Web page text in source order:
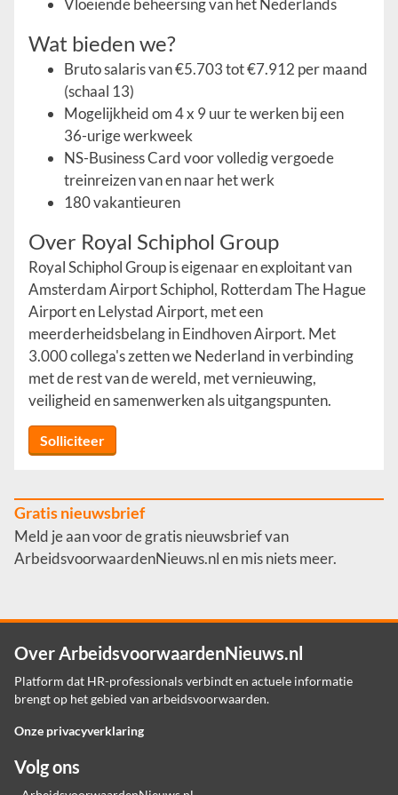
Vloeiende beheersing van het Nederlands
Wat bieden we?
Bruto salaris van €5.703 tot €7.912 per maand
(schaal 13)
Mogelijkheid om 4 x 9 uur te werken bij een
36-urige werkweek
NS-Business Card voor volledig vergoede
treinreizen van en naar het werk
180 vakantieuren
Over Royal Schiphol Group
Royal Schiphol Group is eigenaar en exploitant van
Amsterdam Airport Schiphol, Rotterdam The Hague
Airport en Lelystad Airport, met een
meerderheidsbelang in Eindhoven Airport. Met
3.000 collega's zetten we Nederland in verbinding
met de rest van de wereld, met vernieuwing,
veiligheid en samenwerken als uitgangspunten.
Solliciteer
Gratis nieuwsbrief
Meld je aan voor de gratis nieuwsbrief van
ArbeidsvoorwaardenNieuws.nl en mis niets meer.
Over ArbeidsvoorwaardenNieuws.nl
Platform dat HR-professionals verbindt en actuele informatie
brengt op het gebied van arbeidsvoorwaarden.
Onze privacyverklaring
Volg ons